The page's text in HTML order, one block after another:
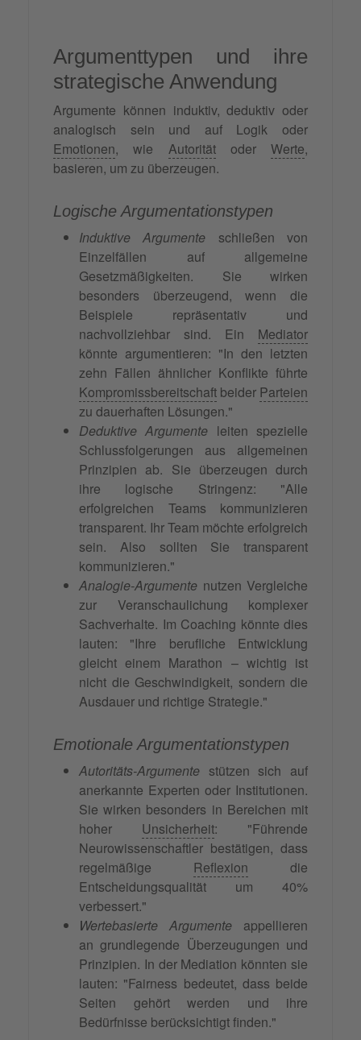
Argumenttypen und ihre
strategische Anwendung
Argumente können induktiv, deduktiv oder
analogisch sein und auf Logik oder
Emotionen, wie Autoritätoder Werte,
basieren, um zu überzeugen.
Logische Argumentationstypen
Induktive Argumente schließen von
Einzelfällen auf allgemeine
Gesetzmäßigkeiten. Sie wirken
besonders überzeugend, wenn die
Beispiele repräsentativ und
nachvollziehbar sind. Ein Mediator
könnte argumentieren: "In den letzten
zehn Fällen ähnlicher Konflikte führte
Kompromissbereitschaft beider Parteien
zu dauerhaften Lösungen."
Deduktive Argumente leiten spezielle
Schlussfolgerungen aus allgemeinen
Prinzipien ab. Sie überzeugen durch
ihre logische Stringenz: "Alle
erfolgreichen Teams kommunizieren
transparent. Ihr Team möchte erfolgreich
sein. Also sollten Sie transparent
kommunizieren."
Analogie-Argumente nutzen Vergleiche
zur Veranschaulichung komplexer
Sachverhalte. Im Coaching könnte dies
lauten: "Ihre berufliche Entwicklung
gleicht einem Marathon – wichtig ist
nicht die Geschwindigkeit, sondern die
Ausdauer und richtige Strategie."
Emotionale Argumentationstypen
Autoritäts-Argumente stützen sich auf
anerkannte Experten oder Institutionen.
Sie wirken besonders in Bereichen mit
hoher Unsicherheit: "Führende
Neurowissenschaftler bestätigen, dass
regelmäßige Reflexion die
Entscheidungsqualität um 40%
verbessert."
Wertebasierte Argumente appellieren
an grundlegende Überzeugungen und
Prinzipien. In der Mediation könnten sie
lauten: "Fairness bedeutet, dass beide
Seiten gehört werden und ihre
Bedürfnisse berücksichtigt finden."